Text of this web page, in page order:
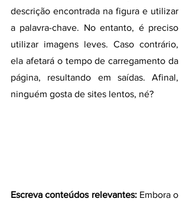
descrição encontrada na figura e utilizar
a palavra-chave. No entanto, é preciso
utilizar imagens leves. Caso contrário,
ela afetará o tempo de carregamento da
página, resultando em saídas. Afinal,
ninguém gosta de sites lentos, né?
Escreva conteúdos relevantes: Embora o